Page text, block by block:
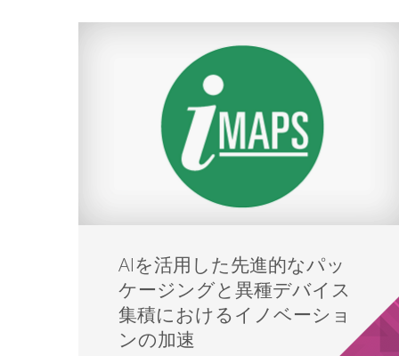
AIを活用した先進的なパッ
ケージングと異種デバイス
集積におけるイノベーショ
ンの加速